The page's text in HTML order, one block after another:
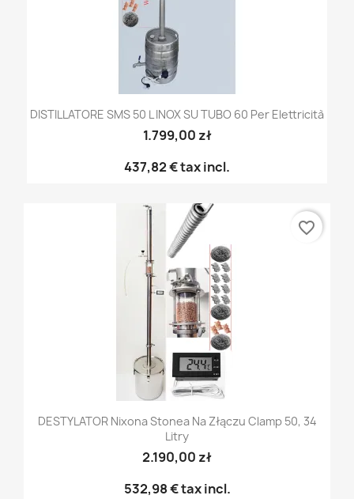
DISTILLATORE SMS 50 L INOX SU TUBO 60 Per Elettricità
1.799,00 zł
437,82 €tax incl.
DESTYLATOR Nixona Stonea Na Złączu Clamp 50, 34
Litry
2.190,00 zł
532,98 €tax incl.
favorite_border